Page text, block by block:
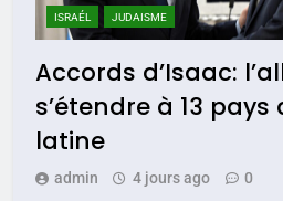
ISRAÉL JUDAISME
Accords d’Isaac:
s’étendre à 13 pays
latine
admin 4 jours ago 0